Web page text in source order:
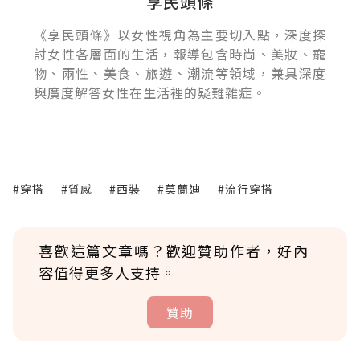
《享民頭條》以女性視角為主要切入點，深度探
討女性各層面的生活，報導包含時尚、美妝、寵
物、兩性、美食、旅遊、潮流等領域，兼具深度
與廣度解答女性在生活裡的疑難雜症。
#穿搭 #質感 #西裝 #莫蘭迪 #流行穿搭
喜歡這篇文章嗎？歡迎贊助作者，好內
容值得更多人支持。
贊助